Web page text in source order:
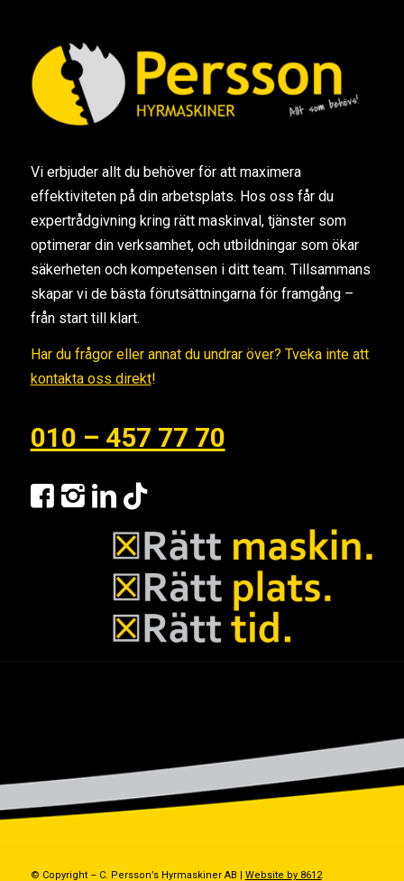
Vi erbjuder allt du behöver för att maximera
effektiviteten på din arbetsplats. Hos oss får du
expertrådgivning kring rätt maskinval, tjänster som
optimerar din verksamhet, och utbildningar som ökar
säkerheten och kompetensen i ditt team. Tillsammans
skapar vi de bästa förutsättningarna för framgång –
från start till klart.
Har du frågor eller annat du undrar över? Tveka inte att
kontakta oss direkt!
010 – 457 77 70
© Copyright – C. Persson’s Hyrmaskiner AB | Website by 8612